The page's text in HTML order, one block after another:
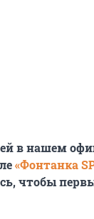
в нашем
«Фонтанка
чтобы